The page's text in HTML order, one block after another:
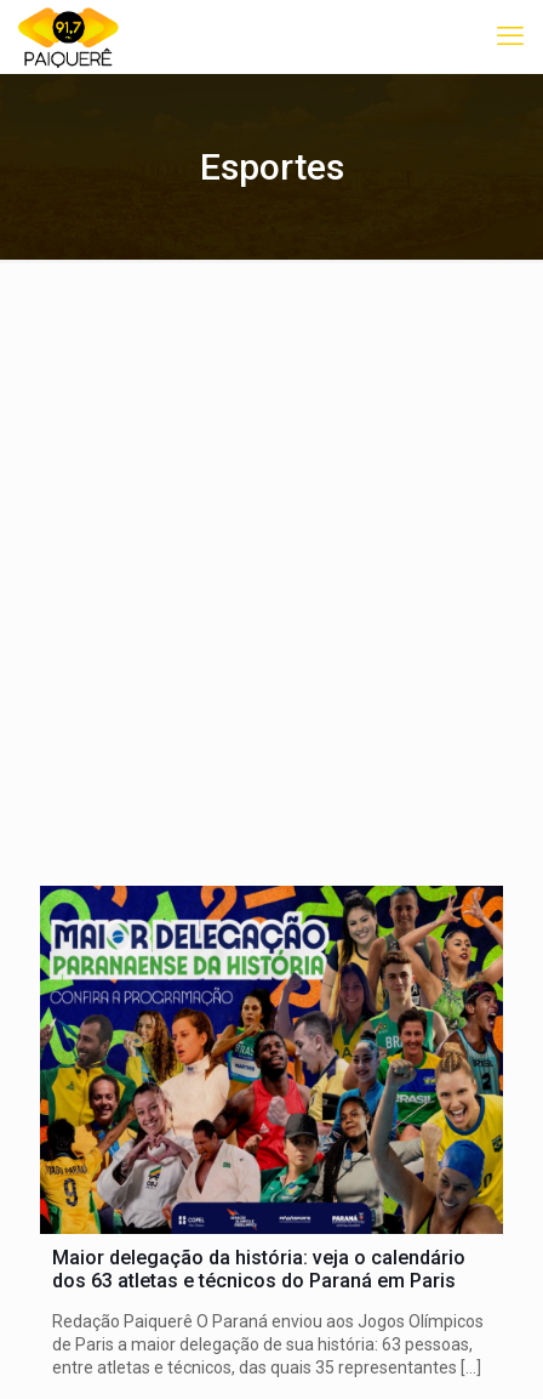
Esportes
Maior delegação da história: veja o calendário
dos 63 atletas e técnicos do Paraná em Paris
Redação Paiquerê O Paraná enviou aos Jogos Olímpicos
de Paris a maior delegação de sua história: 63 pessoas,
entre atletas e técnicos, das quais 35 representantes […]